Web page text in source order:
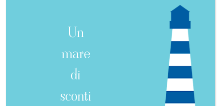
Un
mare
di
sconti